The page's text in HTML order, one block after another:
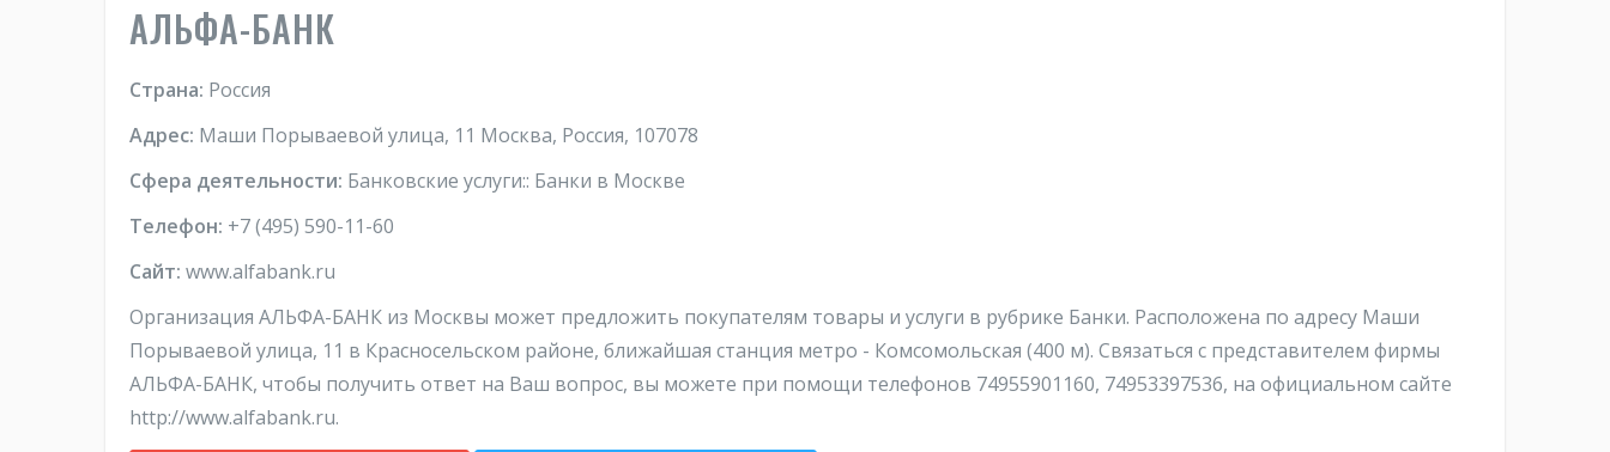
АЛЬФА-БАНК
Страна: Россия
Адрес: Маши Порываевой улица, 11 Москва, Россия, 107078
Сфера деятельности: Банковские услуги:: Банки в Москве
Телефон: +7 (495) 590-11-60
Сайт: www.alfabank.ru
Организация АЛЬФА-БАНК из Москвы может предложить покупателям товары и услуги в рубрике Банки. Расположена по адресу Маши
Порываевой улица, 11 в Красносельском районе, ближайшая станция метро - Комсомольская (400 м). Связаться с представителем фирмы
АЛЬФА-БАНК, чтобы получить ответ на Ваш вопрос, вы можете при помощи телефонов 74955901160, 74953397536, на официальном сайте
http://www.alfabank.ru.